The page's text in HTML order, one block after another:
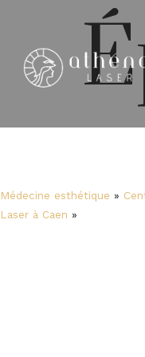
Médecine esthétique »
Laser à Caen »